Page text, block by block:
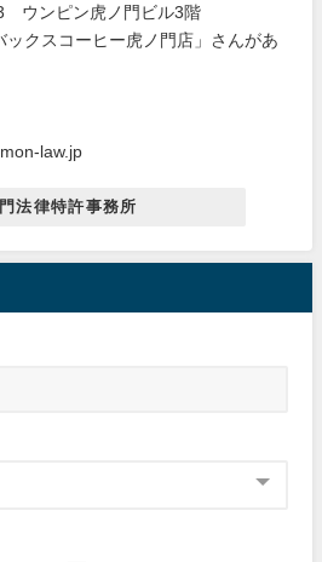
ウンピン虎ノ門ビル3階
ックスコーヒー虎ノ門店」さんがあ
law.jp
法律特許事務所